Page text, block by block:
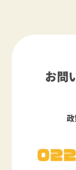
お問